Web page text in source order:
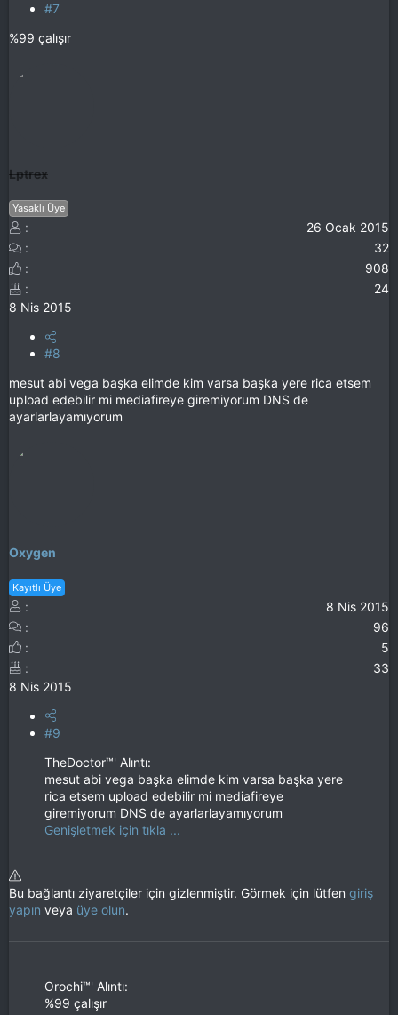
#7
%99 çalışır
Lptrex
Yasaklı Üye
26 Ocak 2015
32
908
24
8 Nis 2015
#8
mesut abi vega başka elimde kim varsa başka yere rica etsem
upload edebilir mi mediafireye giremiyorum DNS de
ayarlarlayamıyorum
Oxygen
Kayıtlı Üye
8 Nis 2015
96
5
33
8 Nis 2015
#9
TheDoctor™' Alıntı:
mesut abi vega başka elimde kim varsa başka yere
rica etsem upload edebilir mi mediafireye
giremiyorum DNS de ayarlarlayamıyorum
Genişletmek için tıkla ...
Bu bağlantı ziyaretçiler için gizlenmiştir. Görmek için lütfen giriş
yapın veya üye olun.
Orochi™' Alıntı:
%99 çalışır